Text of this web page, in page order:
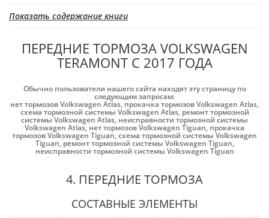
Показать содержание книги
ПЕРЕДНИЕ ТОРМОЗА VOLKSWAGEN
TERAMONT С 2017 ГОДА
Обычно пользователи нашего сайта находят эту страницу по
следующим запросам:
нет тормозов Volkswagen Atlas, прокачка тормозов Volkswagen Atlas,
схема тормозной системы Volkswagen Atlas, ремонт тормозной
системы Volkswagen Atlas, неисправности тормозной системы
Volkswagen Atlas, нет тормозов Volkswagen Tiguan, прокачка
тормозов Volkswagen Tiguan,схема тормозной системы Volkswagen
Tiguan, ремонт тормозной системы Volkswagen Tiguan,
неисправности тормозной системы Volkswagen Tiguan
4. ПЕРЕДНИЕ ТОРМОЗА
СОСТАВНЫЕ ЭЛЕМЕНТЫ